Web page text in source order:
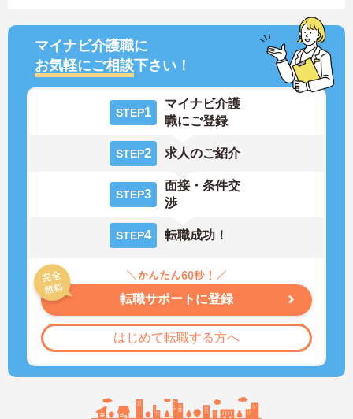
マイナビ介護職に
お気軽にご相談下さい！
STEP1
マイナビ介護
職にご登録
STEP2 求人のご紹介
STEP3
面接・条件交
渉
STEP4 転職成功！
転職サポートに登録
はじめて転職する方へ